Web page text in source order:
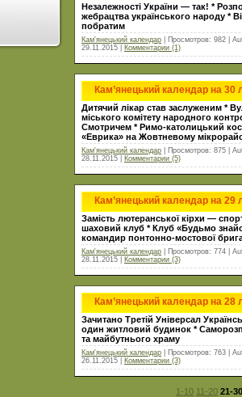
Незалежності України — так! *
жебрацтва українського народу *
побратим
Кам'янецький календар | Просмотров: 982 |
29.11.2015
Комментарии (1)
Кам’янецький календар на 30
Дитячий лікар став заслуженим *
міського комітету народного
Смотричем * Римо-католицький
«Еврика» на Жовтневому
Кам'янецький календар | Просмотров: 875 |
28.11.2015
Комментарии (5)
Кам’янецький календар на 29
Замість лютеранської кірхи —
шаховий клуб * Клуб «Будьмо
командир понтонно-мостової
Кам'янецький календар | Просмотров: 774 |
28.11.2015
Комментарии (3)
Кам’янецький календар на 28
Зачитано Третій Універсал
один житловий будинок *
та майбутнього храму
Кам'янецький календар | Просмотров: 763 |
26.11.2015
Комментарии (3)
1-10 11-20 21-30